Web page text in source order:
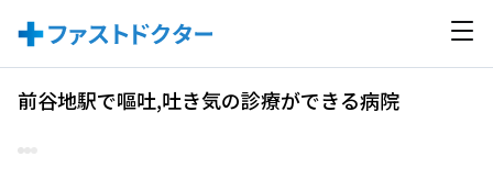
前谷地駅で嘔吐,吐き気の診療ができる病院